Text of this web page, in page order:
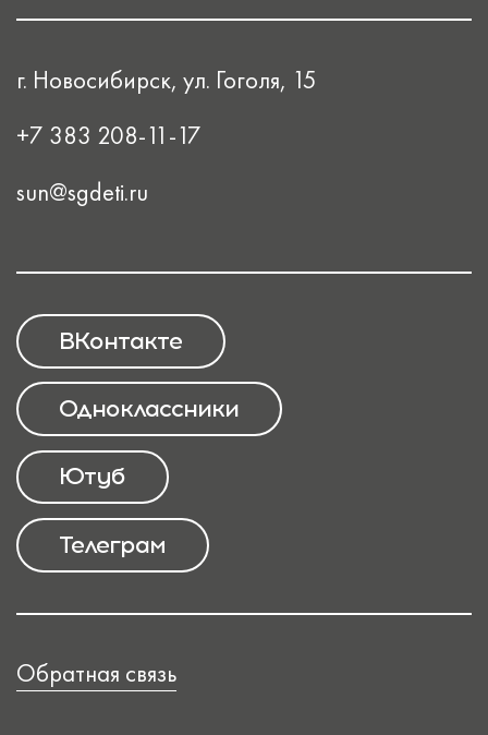
г. Новосибирск, ул. Гоголя, 15
+7 383 208-11-17
sun@sgdeti.ru
Обратная связь
ВКонтакте
Одноклассники
Ютуб
Телеграм